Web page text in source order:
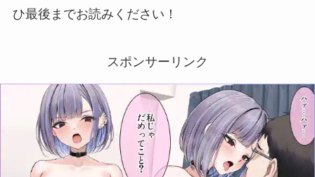
ひ最後までお読みください！
スポンサーリンク